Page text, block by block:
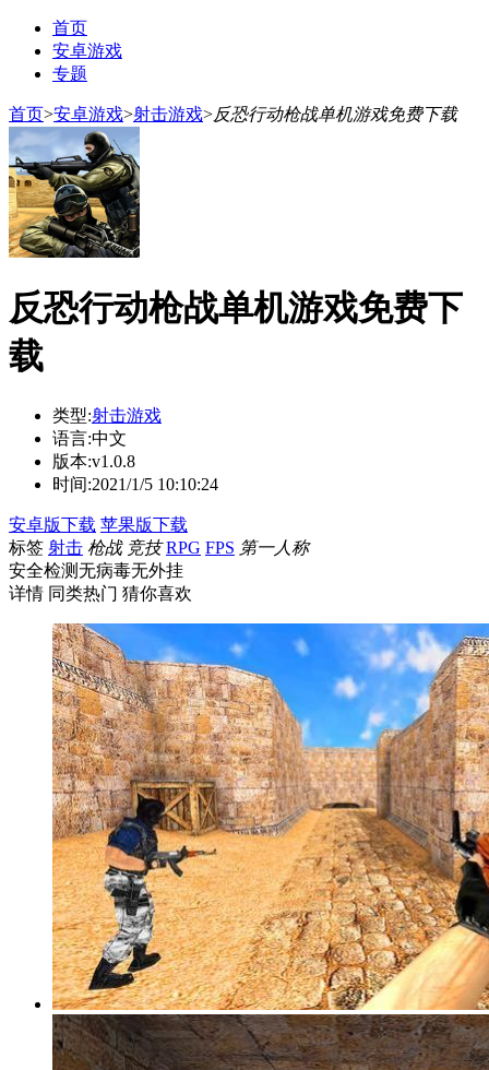
首页
安卓游戏
专题
首页>安卓游戏>射击游戏>反恐行动枪战单机游戏免费下载
反恐行动枪战单机游戏免费下
载
类型:射击游戏
语言:中文
版本:v1.0.8
时间:2021/1/5 10:10:24
安卓版下载 苹果版下载
标签 射击 枪战 竞技 RPG FPS 第一人称
安全检测无病毒无外挂
详情 同类热门 猜你喜欢